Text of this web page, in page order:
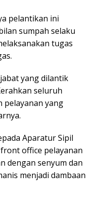
pelantikan ini
sumpah selaku
tugas
yang dilantik
seluruh
pelayanan yang
Aparatur Sipil
office pelayanan
dengan senyum dan
menjadi dambaan